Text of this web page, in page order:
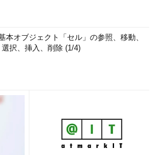
は、Microsoft Updateカタログ
します）
の二週連続リリースとあっては、企業
想しました。お盆休み明けにPCを起
Catalogからのダウンロード提供
確認した限り、リビジョン：28で
Updateで自動的にインストール
されています。このようなドキュメン
本オブジェクト「セル」の参照、移動、
選択、挿入、削除 (1/4)